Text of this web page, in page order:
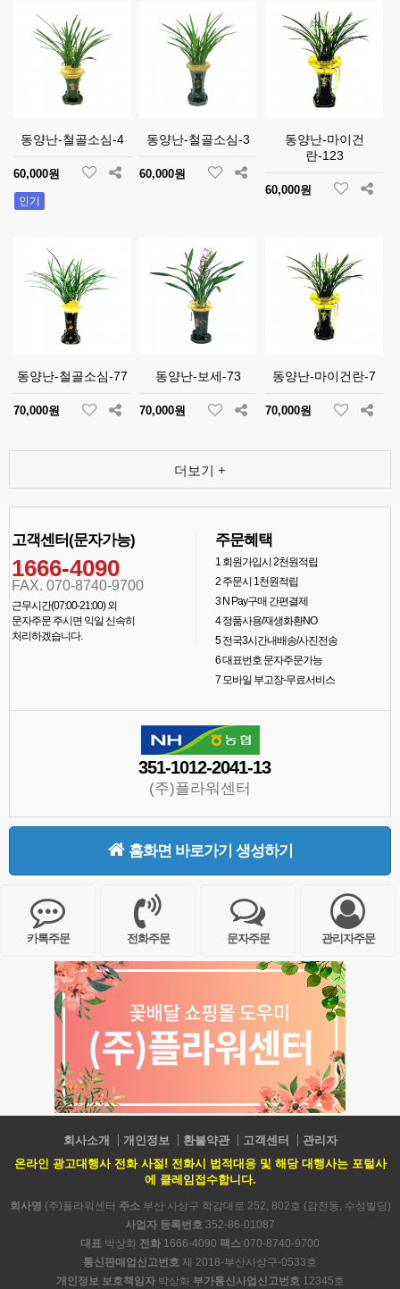
동양난-철골소심-4
60,000원
인기
동양난-철골소심-3
60,000원
동양난-마이건
란-123
60,000원
동양난-철골소심-77
70,000원
동양난-보세-73
70,000원
동양난-마이건란-7
70,000원
더보기 +
고객센터(문자가능)
1666-4090
FAX. 070-8740-9700
근무시간(07:00-21:00) 외
문자주문 주시면 익일 신속히
처리하겠습니다.
주문혜택
1회원가입시 2천원적립
2주문시 1천원적립
3N Pay구매 간편결제
4정품사용/재생화환NO
5전국3시간내배송/사진전송
6대표번호 문자주문가능
7모바일 부고장-무료서비스
351-1012-2041-13
(주)플라워센터
홈화면 바로가기 생성하기
카톡주문 전화주문 문자주문 관리자주문
회사소개 개인정보 환불약관 고객센터
관리자
온라인 광고대행사 전화 사절! 전화시 법적대응 및 해당 대행사는 포털사
에 클레임접수합니다.
회사명 (주)플라워센터 주소부산 사상구 학감대로 252, 802호 (감전동, 수성빌딩)
사업자 등록번호 352-86-01087
대표 박상화 전화 1666-4090 팩스 070-8740-9700
통신판매업신고번호 제 2018-부산사상구-0533호
개인정보 보호책임자박상화 부가통신사업신고번호12345호